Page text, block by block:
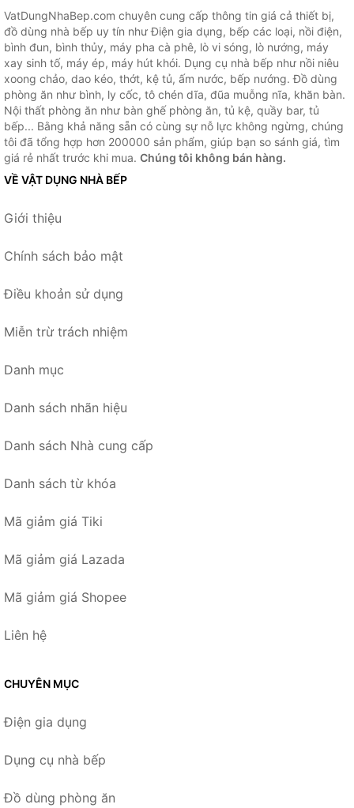
VatDungNhaBep.com chuyên cung cấp thông tin giá cả thiết bị,
đồ dùng nhà bếp uy tín như Điện gia dụng, bếp các loại, nồi điện,
bình đun, bình thủy, máy pha cà phê, lò vi sóng, lò nướng, máy
xay sinh tố, máy ép, máy hút khói. Dụng cụ nhà bếp như nồi niêu
xoong chảo, dao kéo, thớt, kệ tủ, ấm nước, bếp nướng. Đồ dùng
phòng ăn như bình, ly cốc, tô chén dĩa, đũa muỗng nĩa, khăn bàn.
Nội thất phòng ăn như bàn ghế phòng ăn, tủ kệ, quầy bar, tủ
bếp... Bằng khả năng sẵn có cùng sự nỗ lực không ngừng, chúng
tôi đã tổng hợp hơn 200000 sản phẩm, giúp bạn so sánh giá, tìm
giá rẻ nhất trước khi mua. Chúng tôi không bán hàng.
VỀ VẬT DỤNG NHÀ BẾP
Giới thiệu
Chính sách bảo mật
Điều khoản sử dụng
Miễn trừ trách nhiệm
Danh mục
Danh sách nhãn hiệu
Danh sách Nhà cung cấp
Danh sách từ khóa
Mã giảm giá Tiki
Mã giảm giá Lazada
Mã giảm giá Shopee
Liên hệ
CHUYÊN MỤC
Điện gia dụng
Dụng cụ nhà bếp
Đồ dùng phòng ăn